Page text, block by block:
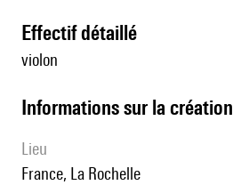
effectif détaillé
violon
informations sur la création
lieu
France, La Rochelle